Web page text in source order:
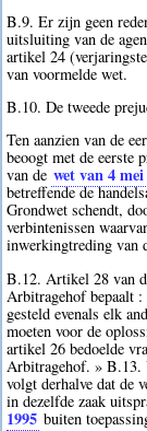
B.9. Er zijn geen
uitsluiting van de
artikel 24
van voormelde wet.
B.10. De tweede
Ten aanzien van de
beoogt met de eerste
van de wet van 4 mei
betreffende de
Grondwet schendt,
verbintenissen
inwerkingtreding van
B.12. Artikel 28 van
Arbitragehof bepaalt
gesteld evenals elk
moeten voor de
artikel 26 bedoelde
Arbitragehof. » B.13.
volgt derhalve dat de
in dezelfde zaak
1995 buiten